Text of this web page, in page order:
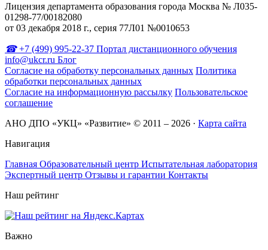
Лицензия департамента образования города Москва № Л035-
01298-77/00182080
от 03 декабря 2018 г., серия 77Л01 №0010653
+7 (499) 995-22-37 Портал дистанционного обучения
info@ukcr.ru Блог
Согласие на обработку персональных данных Политика
обработки персональных данных
Согласие на информационную рассылку Пользовательское
соглашение
АНО ДПО «УКЦ» «Развитие» © 2011 – 2026 · Карта сайта
Навигация
Главная Образовательный центр Испытательная лаборатория
Экспертный центр Отзывы и гарантии Контакты
Наш рейтинг
Важно